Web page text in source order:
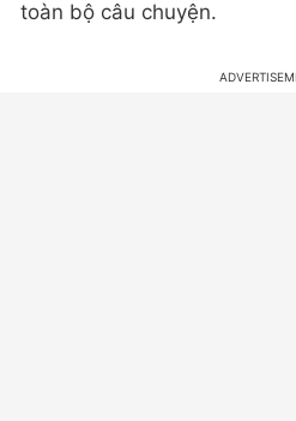
toàn bộ câu chuyện.